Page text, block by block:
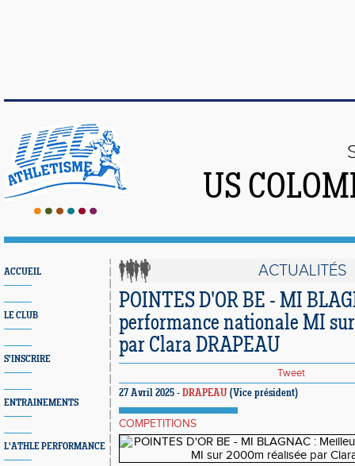
US
ACCUEIL
LE CLUB
S'INSCRIRE
ENTRAINEMENTS
L'ATHLE PERFORMANCE
ACTUALITÉS
POINTES D'OR BE - MI
performance nationale MI
par Clara DRAPEAU
Tweet
27 Avril 2025 - DRAPEAU (Vice président)
COMPETITIONS